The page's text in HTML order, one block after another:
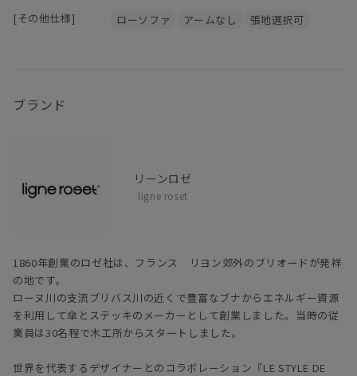
[その他仕様]
ローソファ アームなし 張地選択可
ブランド
リーンロゼ
ligne roset
1860年創業のロゼ社は、フランス リヨン郊外のブリオードが発祥
の地です。
ローヌ川の支流ブリバス川の近くで豊富なブナからエネルギー資源
を利用して傘とステッキのメーカーとして創業しました。当時の従
業員は30名程で木工所からスタートしました。
世界を代表するデザイナーとのコラボレーション『LE STYLE DE